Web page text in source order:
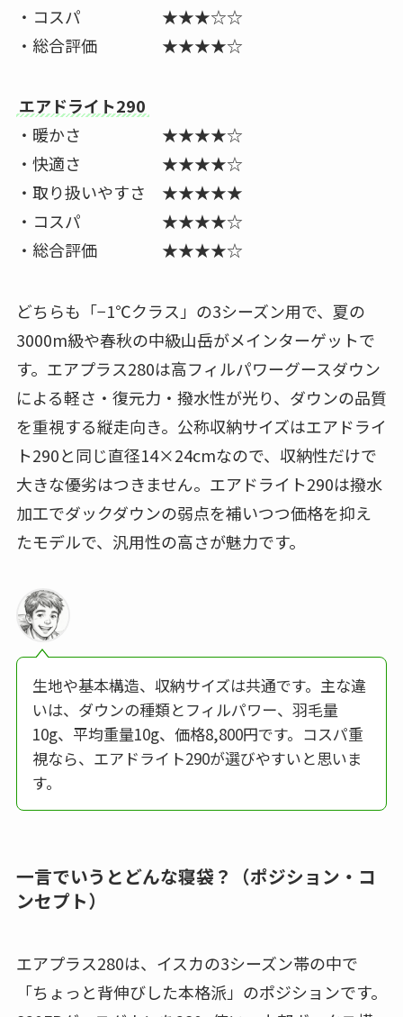
・コスパ ★★★☆☆
・総合評価 ★★★★☆
エアドライト290
・暖かさ ★★★★☆
・快適さ ★★★★☆
・取り扱いやすさ ★★★★★
・コスパ ★★★★☆
・総合評価 ★★★★☆
どちらも「−1℃クラス」の3シーズン用で、夏の
3000m級や春秋の中級山岳がメインターゲットで
す。エアプラス280は高フィルパワーグースダウン
による軽さ・復元力・撥水性が光り、ダウンの品質
を重視する縦走向き。公称収納サイズはエアドライ
ト290と同じ直径14×24cmなので、収納性だけで
大きな優劣はつきません。エアドライト290は撥水
加工でダックダウンの弱点を補いつつ価格を抑え
たモデルで、汎用性の高さが魅力です。
生地や基本構造、収納サイズは共通です。主な違
いは、ダウンの種類とフィルパワー、羽毛量
10g、平均重量10g、価格8,800円です。コスパ重
視なら、エアドライト290が選びやすいと思いま
す。
一言でいうとどんな寝袋？（ポジション・コ
ンセプト）
エアプラス280は、イスカの3シーズン帯の中で
「ちょっと背伸びした本格派」のポジションです。